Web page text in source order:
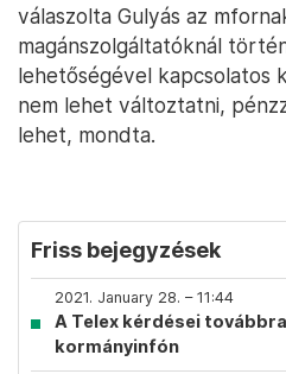
válaszolta Gulyás az
magánszolgáltatóknál
lehetőségével kapcsolatos
nem lehet változtatni,
lehet, mondta.
Friss bejegyzések
2021. January 28. – 11:44
A Telex kérdései
kormányinfón